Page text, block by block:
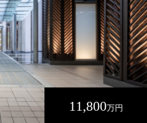
11,800万円